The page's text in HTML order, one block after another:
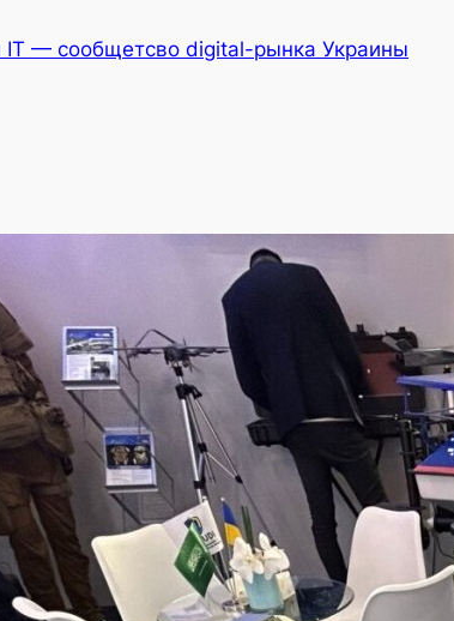
IT — сообщетсво digital-рынка Украины